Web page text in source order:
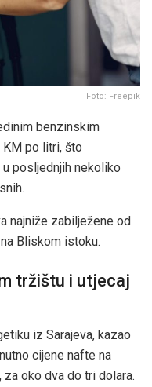
Foto: Freepik
benzinskim
po litri, što
posljednjih nekoliko
najniže zabilježene od
Bliskom istoku.
tržištu i utjecaj
iz Sarajeva, kazao
cijene nafte na
oko dva do tri dolara.